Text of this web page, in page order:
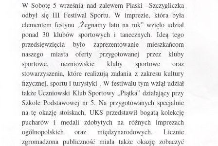
W Sobotę 5 września nad zalewem Piaski –Szczygliczka
odbył się III Festiwal Sportu. W imprezie, która była
elementem festynu „Żegnamy lato na rok” wzięło udział
ponad 30 klubów sportowych i tanecznych. Ideą tego
przedsięwzięcia było zaprezentowanie mieszkańcom
naszego miasta oferty przygotowanej przez kluby
sportowe, uczniowskie kluby sportowe oraz
stowarzyszenia, które realizują zadania z zakresu kultury
fizycznej, sportu i turystyki . W festiwalu tym wziął udział
także Uczniowski Klub Sportowy „Piątka” działający przy
Szkole Podstawowej nr 5. Na przygotowanych specjalnie
na tę okazję stoiskach, UKS przedstawił bogatą kolekcję
pucharów i medali zdobytych na różnych imprezach
ogólnopolskich oraz międzynarodowych. Licznie
zgromadzona publiczność miała także okazję zobaczyć